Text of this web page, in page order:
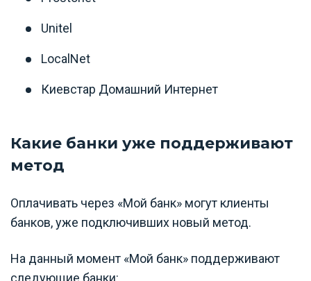
Unitel
LocalNet
Киевстар Домашний Интернет
Какие банки уже поддерживают
метод
Оплачивать через «Мой банк» могут клиенты
банков, уже подключивших новый метод.
На данный момент «Мой банк» поддерживают
следующие банки: